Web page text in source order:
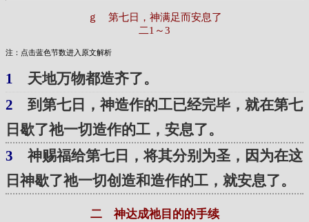
ｇ 第七日，神满足而安息了
二1～3
注：点击蓝色节数进入原文解析
1 天地万物都造齐了。
2 到第七日，神造作的工已经完毕，就在第七
日歇了祂一切造作的工，安息了。
3 神赐福给第七日，将其分别为圣，因为在这
日神歇了祂一切创造和造作的工，就安息了。
二 神达成祂目的的手续